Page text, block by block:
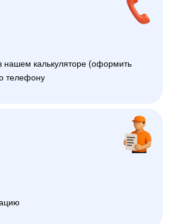
нашем калькуляторе (оформить
телефону